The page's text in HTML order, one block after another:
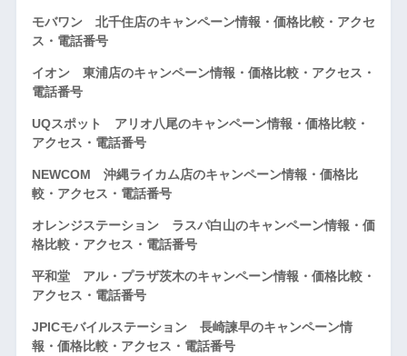
モバワン 北千住店のキャンペーン情報・価格比較・アクセ
ス・電話番号
イオン 東浦店のキャンペーン情報・価格比較・アクセス・
電話番号
UQスポット アリオ八尾のキャンペーン情報・価格比較・
アクセス・電話番号
NEWCOM 沖縄ライカム店のキャンペーン情報・価格比
較・アクセス・電話番号
オレンジステーション ラスパ白山のキャンペーン情報・価
格比較・アクセス・電話番号
平和堂 アル・プラザ茨木のキャンペーン情報・価格比較・
アクセス・電話番号
JPICモバイルステーション 長崎諫早のキャンペーン情
報・価格比較・アクセス・電話番号